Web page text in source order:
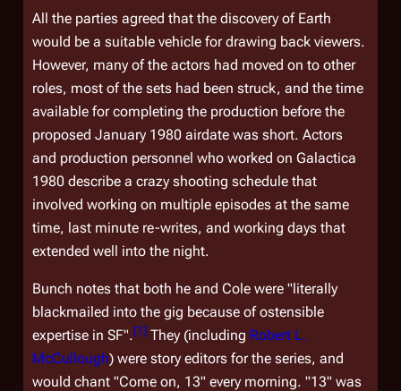
All the parties agreed that the discovery of Earth
would be a suitable vehicle for drawing back viewers.
However, many of the actors had moved on to other
roles, most of the sets had been struck, and the time
available for completing the production before the
proposed January 1980 airdate was short. Actors
and production personnel who worked on Galactica
1980 describe a crazy shooting schedule that
involved working on multiple episodes at the same
time, last minute re-writes, and working days that
extended well into the night.
Bunch notes that both he and Cole were "literally
blackmailed into the gig because of ostensible
expertise in SF".[1] They (including Robert L.
McCullough) were story editors for the series, and
would chant "Come on, 13" every morning. "13" was